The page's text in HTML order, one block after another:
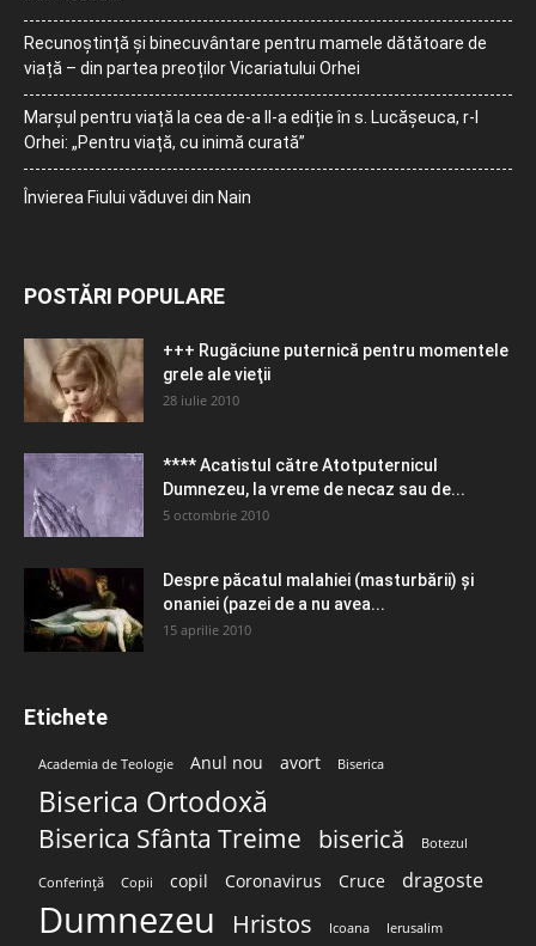
Recunoștință și binecuvântare pentru mamele dătătoare de
viață – din partea preoților Vicariatului Orhei
Marșul pentru viață la cea de-a II-a ediție în s. Lucășeuca, r-l
Orhei: „Pentru viață, cu inimă curată”
Învierea Fiului văduvei din Nain
POSTĂRI POPULARE
+++ Rugăciune puternică pentru momentele
grele ale vieţii
28 iulie 2010
**** Acatistul către Atotputernicul
Dumnezeu, la vreme de necaz sau de...
5 octombrie 2010
Despre păcatul malahiei (masturbării) şi
onaniei (pazei de a nu avea...
15 aprilie 2010
Etichete
Academia de Teologie Anul nou avort Biserica
Biserica Ortodoxă
Biserica Sfânta Treime biserică Botezul
Conferință Copii copil Coronavirus Cruce dragoste
Dumnezeu Hristos Icoana Ierusalim